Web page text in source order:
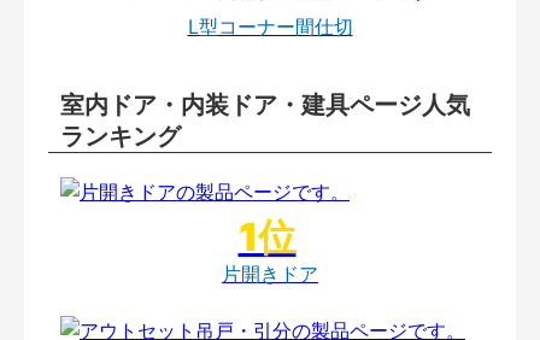
L型コーナー間仕切
室内ドア・内装ドア・建具ページ人気
ランキング
片開きドア